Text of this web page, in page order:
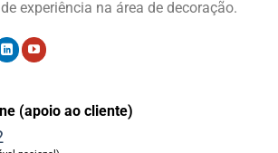
experiência na área de decoração.
(apoio ao cliente)